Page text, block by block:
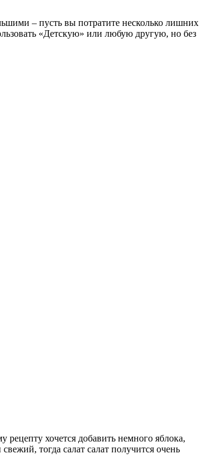
– пусть вы потратите несколько лишних
«Детскую» или любую другую, но без
хочется добавить немного яблока,
тогда салат салат получится очень